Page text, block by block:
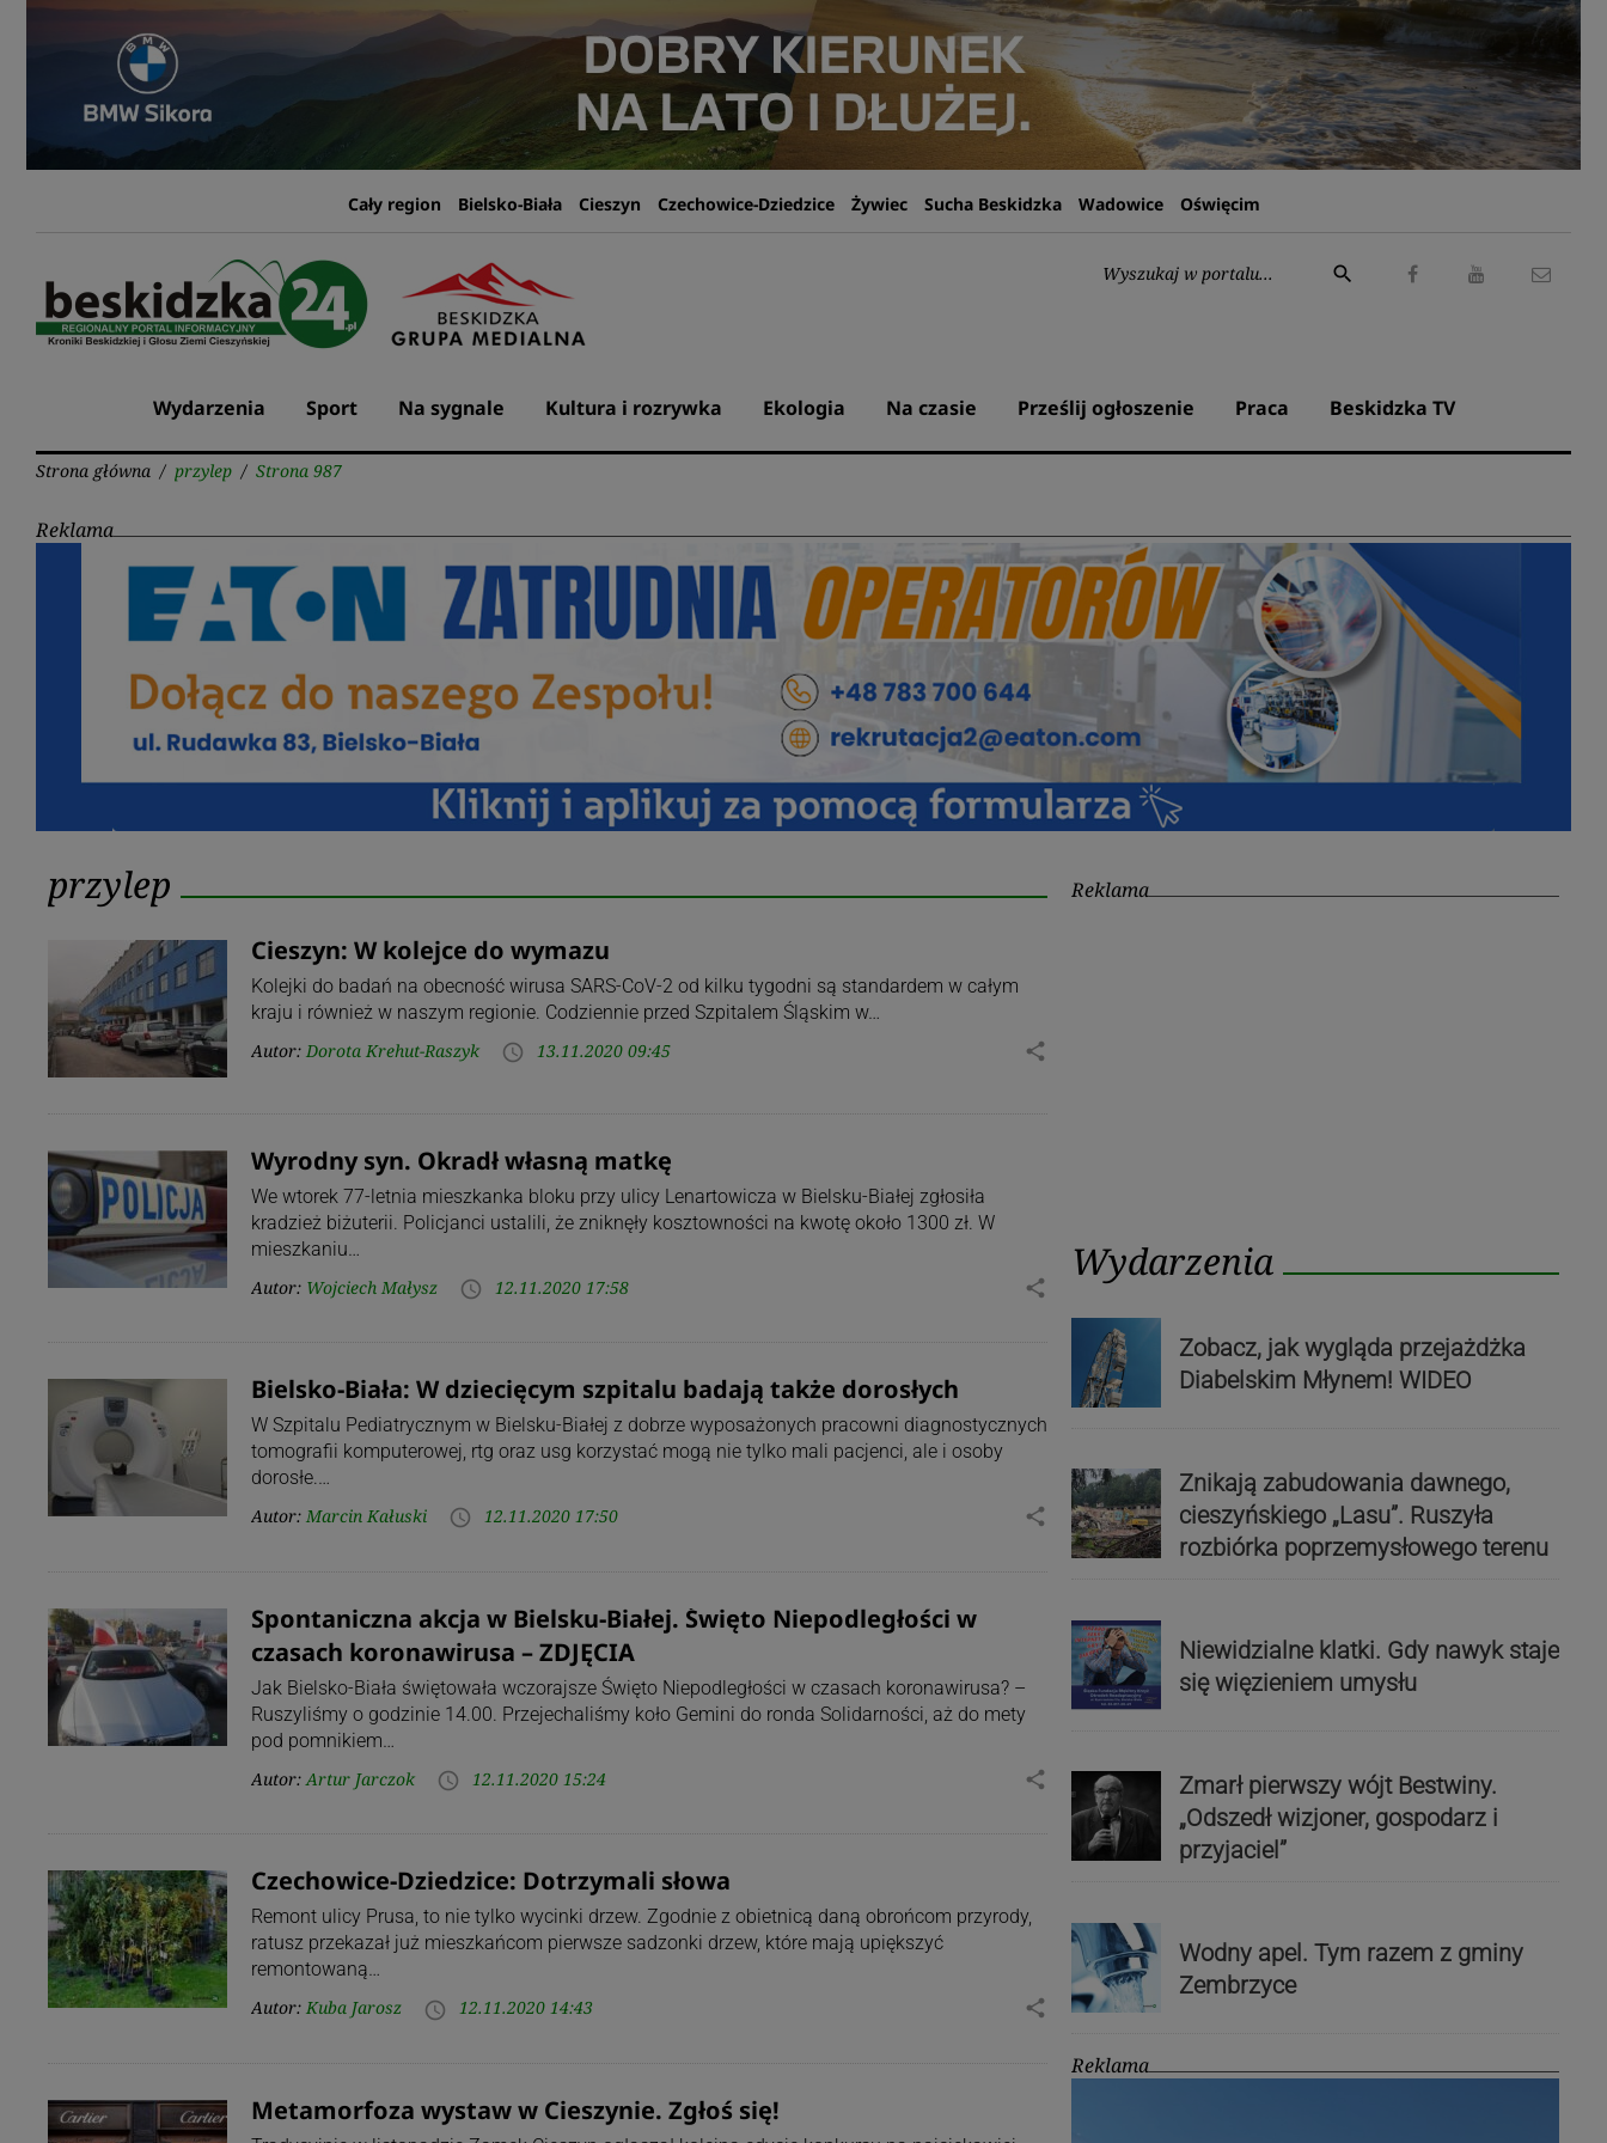
Przejdź
Cały region Bielsko-Biała Cieszyn Czechowice-Dziedzice Żywiec Sucha Beskidzka Wadowice Oświęcim
Wyszukaj:
search
Wydarzenia Sport Na sygnale Kultura i rozrywka Ekologia Na czasie Prześlij ogłoszenie Praca Beskidzka TV
Strona główna / przylep / Strona 987
Reklama
Tag:
przylep
przylep
Cieszyn: W kolejce do wymazu
Kolejki do badań na obecność wirusa SARS-CoV-2 od kilku tygodni są standardem w całym
kraju i również w naszym regionie. Codziennie przed Szpitalem Śląskim w…
Autor: Dorota Krehut-Raszyk access_time 13.11.2020 09:45 share
Wyrodny syn. Okradł własną matkę
We wtorek 77-letnia mieszkanka bloku przy ulicy Lenartowicza w Bielsku-Białej zgłosiła
kradzież biżuterii. Policjanci ustalili, że zniknęły kosztowności na kwotę około 1300 zł. W
mieszkaniu…
Autor: Wojciech Małysz access_time 12.11.2020 17:58 share
Bielsko-Biała: W dziecięcym szpitalu badają także dorosłych
W Szpitalu Pediatrycznym w Bielsku-Białej z dobrze wyposażonych pracowni diagnostycznych
tomografii komputerowej, rtg oraz usg korzystać mogą nie tylko mali pacjenci, ale i osoby
dorosłe.…
Autor: Marcin Kałuski access_time 12.11.2020 17:50 share
Spontaniczna akcja w Bielsku-Białej. Święto Niepodległości w
czasach koronawirusa – ZDJĘCIA
Jak Bielsko-Biała świętowała wczorajsze Święto Niepodległości w czasach koronawirusa? –
Ruszyliśmy o godzinie 14.00. Przejechaliśmy koło Gemini do ronda Solidarności, aż do mety
pod pomnikiem…
Autor: Artur Jarczok access_time 12.11.2020 15:24 share
Czechowice-Dziedzice: Dotrzymali słowa
Remont ulicy Prusa, to nie tylko wycinki drzew. Zgodnie z obietnicą daną obrońcom przyrody,
ratusz przekazał już mieszkańcom pierwsze sadzonki drzew, które mają upiększyć
remontowaną…
Autor: Kuba Jarosz access_time 12.11.2020 14:43 share
Metamorfoza wystaw w Cieszynie. Zgłoś się!
Reklama
Wydarzenia
Zobacz, jak wygląda przejażdżka
Diabelskim Młynem! WIDEO
Znikają zabudowania dawnego,
cieszyńskiego „Lasu”. Ruszyła
rozbiórka poprzemysłowego terenu
Niewidzialne klatki. Gdy nawyk staje
się więzieniem umysłu
Zmarł pierwszy wójt Bestwiny.
„Odszedł wizjoner, gospodarz i
przyjaciel”
Wodny apel. Tym razem z gminy
Zembrzyce
Reklama